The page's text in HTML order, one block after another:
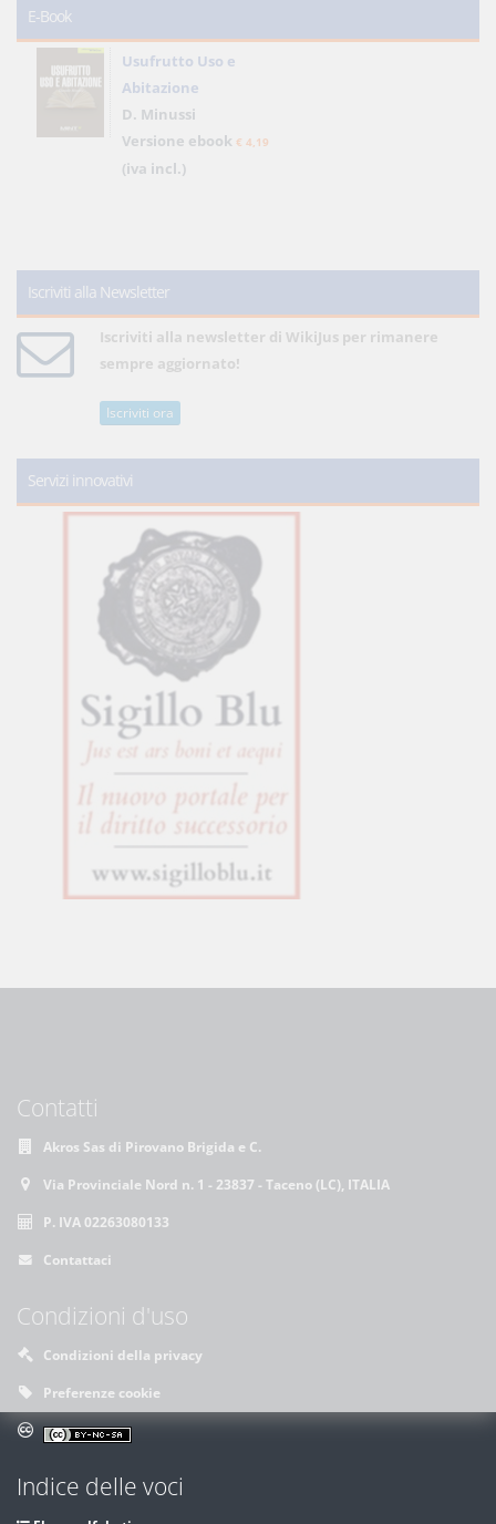
E-Book
Usufrutto Uso e
Abitazione
D. Minussi
Versione ebook € 4,19
(iva incl.)
Iscriviti alla Newsletter
Iscriviti alla newsletter di WikiJus per rimanere
sempre aggiornato!
Iscriviti ora
Servizi innovativi
Contatti
Akros Sas di Pirovano Brigida e C.
Via Provinciale Nord n. 1 - 23837 - Taceno (LC), ITALIA
P. IVA 02263080133
Contattaci
Condizioni d'uso
Condizioni della privacy
Preferenze cookie
Indice delle voci